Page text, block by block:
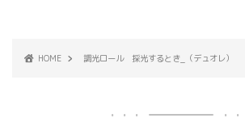
HOME 調光ロール 採光するとき_（デュオレ）